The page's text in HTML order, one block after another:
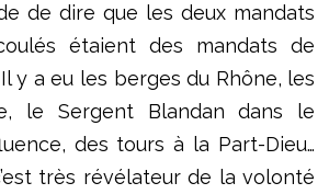
de dire que les deux mandats
étaient des mandats de
y a eu les berges du Rhône, les
le Sergent Blandan dans le
des tours à la Part-Dieu…
très révélateur de la volonté